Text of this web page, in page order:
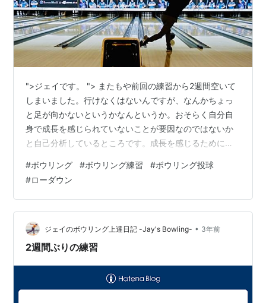
">ジェイです。 "> またもや前回の練習から2週間空いて
しまいました。行けなくはないんですが、なんかちょっ
と足が向かないというかなんというか。おそらく自分自
身で成長を感じられていないことが要因なのではないか
と自己分析しているところです。成長を感じるためには
長を少しでも感じたい。いやはや、鶏と卵の話よろしく
なかなか簡単なことじゃないですね。ボウリング道、深
いです。 さて本日の課題は「低い体勢」でボールをリリ
ースすること。そんなテーマで5ゲーム投げてきました。
低い体勢で投げるということは、ボールを運ぶ助走の際
に身体を前傾にしておく必要があります…
#ボウリング #ボウリング練習 #ボウリング投球
#ローダウン
ジェイのボウリング上達日記 -Jay's Bowling- • 3年前
2週間ぶりの練習